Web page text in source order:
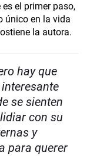
el primer paso,
único en la vida
la autora.
hay que
se sienten
con su
y
para querer